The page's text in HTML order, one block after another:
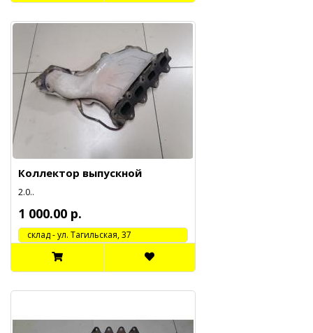
Коллектор выпускной
2.0..
1 000.00 р.
cклад - ул. Тагильская, 37